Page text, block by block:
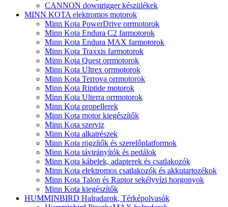
CANNON downrigger készülékek
MINN KOTA elektromos motorok
Minn Kota PowerDrive orrmotorok
Minn Kota Endura C2 farmotorok
Minn Kota Endura MAX farmotorok
Minn Kota Traxxis farmotorok
Minn Kota Quest orrmotorok
Minn Kota Ultrex orrmotorok
Minn Kota Terrova orrmotorok
Minn Kota Riptide motorok
Minn Kota Ulterra orrmotorok
Minn Kota propellerek
Minn Kota motor kiegészítők
Minn Kota szerviz
Minn Kota alkatrészek
Minn Kota rögzítők és szerelőplatformok
Minn Kota távirányítók és pedálok
Minn Kota kábelek, adapterek és csatlakozók
Minn Kota elektromos csatlakozók és akkutartozékok
Minn Kota Talon és Raptor sekélyvízi horgonyok
Minn Kota kiegészítők
HUMMINBIRD Halradarok, Térképolvasók